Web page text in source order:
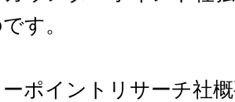
す。
ーポイントリサーチ社